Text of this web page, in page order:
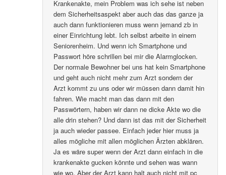
Krankenakte, mein Problem was ich sehe ist neben
dem Sicherheitsaspekt aber auch das das ganze ja
auch dann funktionieren muss wenn jemand zb in
einer Einrichtung lebt. Ich selbst arbeite in einem
Seniorenheim. Und wenn ich Smartphone und
Passwort höre schrillen bei mir die Alarmglocken.
Der normale Bewohner bei uns hat kein Smartphone
und geht auch nicht mehr zum Arzt sondern der
Arzt kommt zu uns oder wir müssen dann damit hin
fahren. Wie macht man das dann mit den
Passwörtern, haben wir dann ne dicke Akte wo die
alle drin stehen? Und dann ist das mit der Sicherheit
ja auch wieder passee. Einfach jeder hier muss ja
alles mögliche mit allen möglichen Ärzten abklären.
Ja es wäre super wenn der Arzt dann einfach in die
krankenakte gucken könnte und sehen was wann
wie wo. Aber der Arzt kann halt auch nicht mit pc